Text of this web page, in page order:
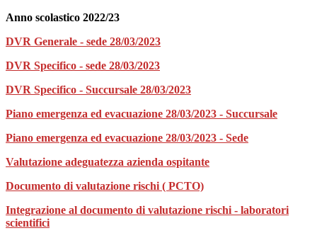
Anno scolastico 2022/23
DVR Generale - sede 28/03/2023
DVR Specifico - sede 28/03/2023
DVR Specifico - Succursale 28/03/2023
Piano emergenza ed evacuazione 28/03/2023 - Succursale
Piano emergenza ed evacuazione 28/03/2023 - Sede
Valutazione adeguatezza azienda ospitante
Documento di valutazione rischi ( PCTO)
Integrazione al documento di valutazione rischi - laboratori
scientifici